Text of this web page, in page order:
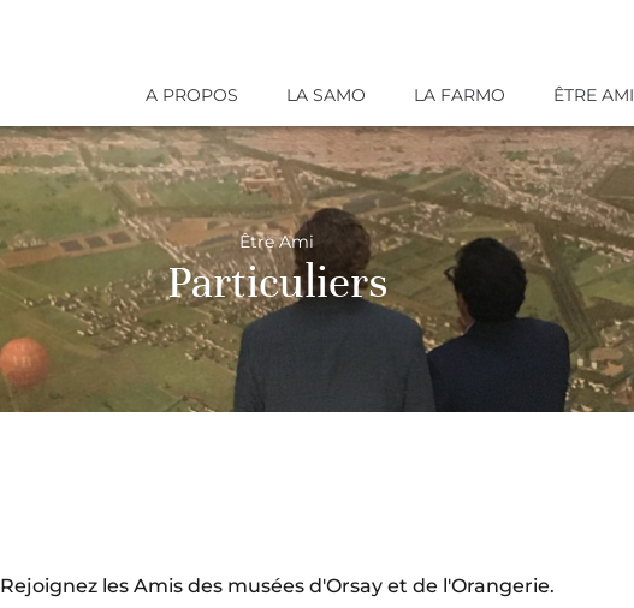
A PROPOS LA SAMO LA FARMO ÊTRE AMI
Être Ami
Particuliers
Rejoignez les Amis des musées d'Orsay et de l'Orangerie.